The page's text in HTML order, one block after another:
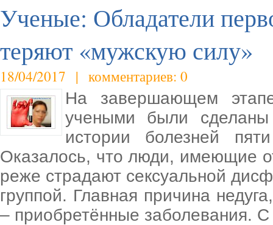
Ученые: Обладатели
теряют «мужскую силу»
18/04/2017 | комментариев: 0
На завершающем этапе
учеными были
истории болезней
Оказалось, что люди, имеющие
реже страдают сексуальной
группой. Главная причина
– приобретённые заболевания.